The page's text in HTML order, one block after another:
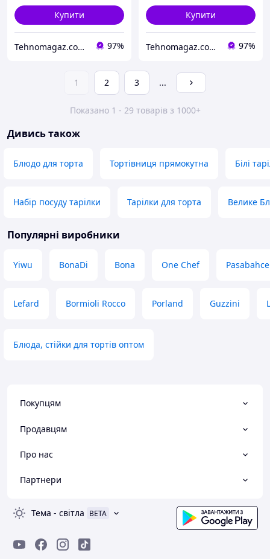
Купити
Tehnomagaz.com.ua - це передовий інтернет-магазин, спеціалізуючийся на продажу техніки 97%
Купити
Tehnomagaz.com.ua - це передовий інтернет-магазин, спеціалізуючийся на продажу техніки 97%
1 2 3 ...
Показано 1 - 29 товарів з 1000+
Дивись також
Блюдо для торта Тортівниця прямокутна Білі
Набір посуду тарілки Тарілки для торта Велике
Популярні виробники
Yiwu BonaDi Bona One Chef Pasabahce
Lefard Bormioli Rocco Porland Guzzini
Блюда, стійки для тортів оптом
Покупцям
Продавцям
Про нас
Партнери
Тема - світла BETA